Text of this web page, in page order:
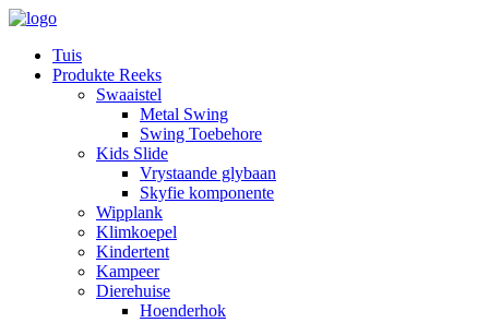
Tuis
Produkte Reeks
Swaaistel
Metal Swing
Swing Toebehore
Kids Slide
Vrystaande glybaan
Skyfie komponente
Wipplank
Klimkoepel
Kindertent
Kampeer
Dierehuise
Hoenderhok